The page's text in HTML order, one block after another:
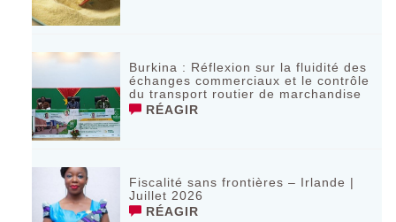
Burkina : Réflexion sur la fluidité des
échanges commerciaux et le contrôle
du transport routier de marchandise
RÉAGIR
Fiscalité sans frontières – Irlande |
Juillet 2026
RÉAGIR